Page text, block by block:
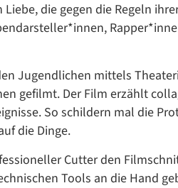
die gegen die Regeln
Jugendlichen mittels
gefilmt. Der Film erzählt
So schildern mal die
die Dinge.
Cutter den
Tools an die Hand
Google
/